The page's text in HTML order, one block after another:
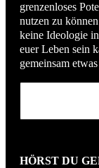
grenzenloses
nutzen zu
keine Ideologie
euer Leben sein
gemeinsam etwas
HÖRST DU